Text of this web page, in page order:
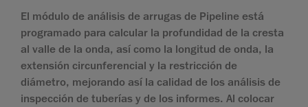
El módulo de análisis de arrugas de Pipeline está
programado para calcular la profundidad de la cresta
al valle de la onda, así como la longitud de onda, la
extensión circunferencial y la restricción de
diámetro, mejorando así la calidad de los análisis de
inspección de tuberías y de los informes. Al colocar